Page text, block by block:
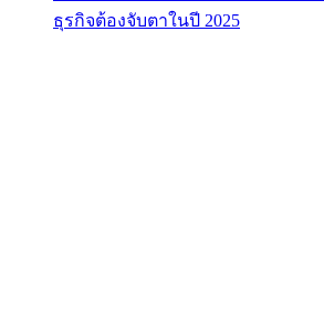
ธุรกิจต้องจับตาในปี 2025